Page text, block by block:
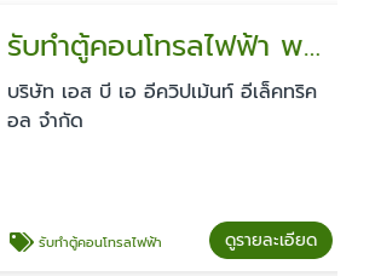
รับทำตู้คอนโทรลไฟฟ้า พระราม2
บริษัท เอส บี เอ อีควิปเม้นท์ อีเล็คทริค
อล จำกัด
รับทำตู้คอนโทรลไฟฟ้า ดูรายละเอียด